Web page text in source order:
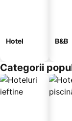
Hotel B&B
Categorii